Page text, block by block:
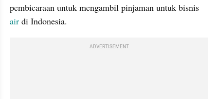
air di Indonesia.
ADVERTISEMENT